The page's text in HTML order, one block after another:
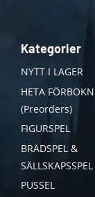
Kategorier
NYTT I LAGER
HETA
(Preorders)
FIGURSPEL
BRÄDSPEL &
SÄLLSKAPSSPEL
PUSSEL